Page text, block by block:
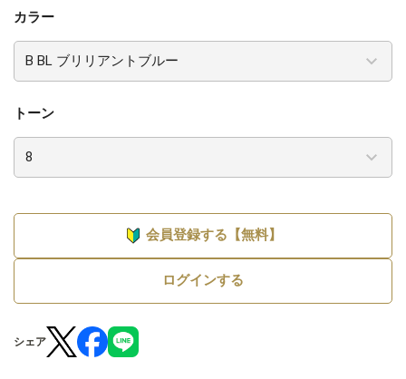
カラー
トーン
会員登録する【無料】
ログインする
シェア